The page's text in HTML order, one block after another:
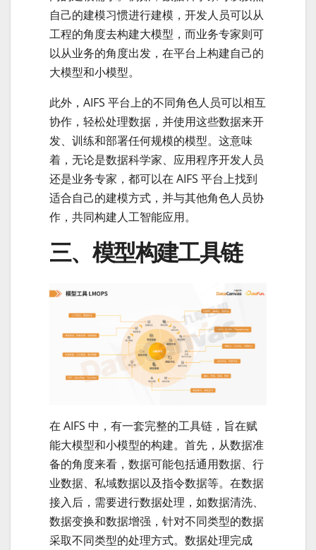
自己的建模习惯进行建模，开发人员可以从
工程的角度去构建大模型，而业务专家则可
以从业务的角度出发，在平台上构建自己的
大模型和小模型。
此外，AIFS 平台上的不同角色人员可以相互
协作，轻松处理数据，并使用这些数据来开
发、训练和部署任何规模的模型。这意味
着，无论是数据科学家、应用程序开发人员
还是业务专家，都可以在 AIFS 平台上找到
适合自己的建模方式，并与其他角色人员协
作，共同构建人工智能应用。
三、模型构建工具链
在 AIFS 中，有一套完整的工具链，旨在赋
能大模型和小模型的构建。首先，从数据准
备的角度来看，数据可能包括通用数据、行
业数据、私域数据以及指令数据等。在数据
接入后，需要进行数据处理，如数据清洗、
数据变换和数据增强，针对不同类型的数据
采取不同类型的处理方式。数据处理完成